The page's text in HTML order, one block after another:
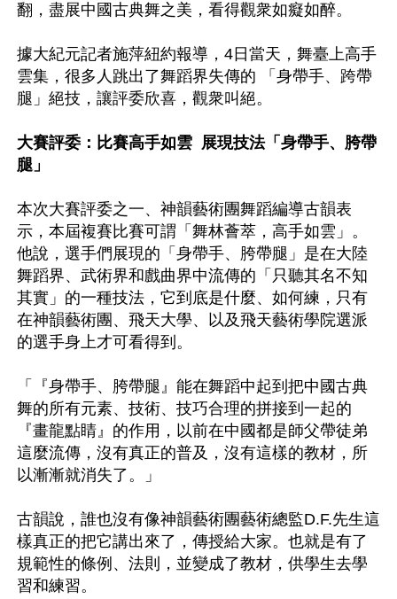
翻，盡展中國古典舞之美，看得觀衆如癡如醉。
據大紀元記者施萍紐約報導，4日當天，舞臺上高手
雲集，很多人跳出了舞蹈界失傳的 「身帶手、跨帶
腿」絕技，讓評委欣喜，觀衆叫絕。
大賽評委：比賽高手如雲  展現技法「身帶手、胯帶
腿」
本次大賽評委之一、神韻藝術團舞蹈編導古韻表
示，本屆複賽比賽可謂「舞林薈萃，高手如雲」。
他說，選手們展現的「身帶手、胯帶腿」是在大陸
舞蹈界、武術界和戲曲界中流傳的「只聽其名不知
其實」的一種技法，它到底是什麼、如何練，只有
在神韻藝術團、飛天大學、以及飛天藝術學院選派
的選手身上才可看得到。
「『身帶手、胯帶腿』能在舞蹈中起到把中國古典
舞的所有元素、技術、技巧合理的拼接到一起的
『畫龍點睛』的作用，以前在中國都是師父帶徒弟
這麼流傳，沒有真正的普及，沒有這樣的教材，所
以漸漸就消失了。」
古韻說，誰也沒有像神韻藝術團藝術總監D.F.先生這
樣真正的把它講出來了，傳授給大家。也就是有了
規範性的條例、法則，並變成了教材，供學生去學
習和練習。